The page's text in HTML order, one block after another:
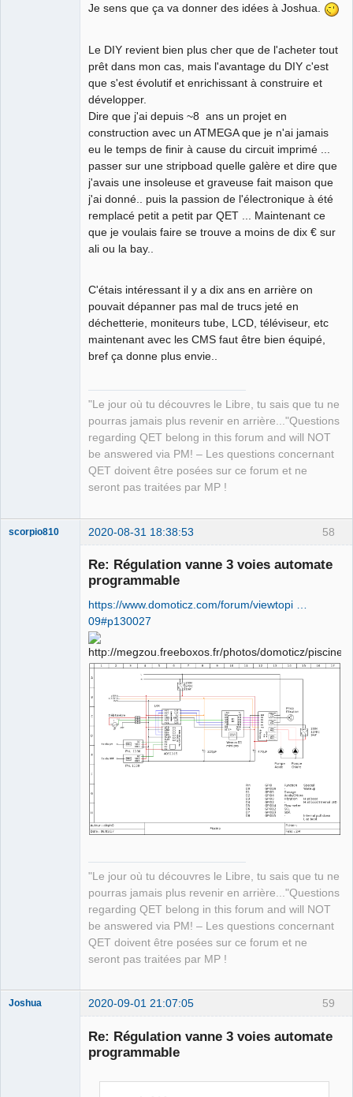
Je sens que ça va donner des idées à Joshua.
Le DIY revient bien plus cher que de l'acheter tout
prêt dans mon cas, mais l'avantage du DIY c'est
que s'est évolutif et enrichissant à construire et
développer.
Dire que j'ai depuis ~8 ans un projet en
construction avec un ATMEGA que je n'ai jamais
eu le temps de finir à cause du circuit imprimé ...
passer sur une stripboad quelle galère et dire que
j'avais une insoleuse et graveuse fait maison que
j'ai donné.. puis la passion de l'électronique à été
remplacé petit a petit par QET ... Maintenant ce
que je voulais faire se trouve a moins de dix € sur
ali ou la bay..
C'étais intéressant il y a dix ans en arrière on
pouvait dépanner pas mal de trucs jeté en
déchetterie, moniteurs tube, LCD, téléviseur, etc
maintenant avec les CMS faut être bien équipé,
bref ça donne plus envie..
"Le jour où tu découvres le Libre, tu sais que tu ne
pourras jamais plus revenir en arrière..."Questions
regarding QET belong in this forum and will NOT
be answered via PM! – Les questions concernant
QET doivent être posées sur ce forum et ne
seront pas traitées par MP !
58
scorpio810 2020-08-31 18:38:53
Re: Régulation vanne 3 voies automate
programmable
https://www.domoticz.com/forum/viewtopi …
09#p130027
"Le jour où tu découvres le Libre, tu sais que tu ne
pourras jamais plus revenir en arrière..."Questions
regarding QET belong in this forum and will NOT
be answered via PM! – Les questions concernant
QET doivent être posées sur ce forum et ne
seront pas traitées par MP !
59
Joshua 2020-09-01 21:07:05
Re: Régulation vanne 3 voies automate
programmable